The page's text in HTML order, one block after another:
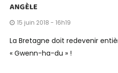
ANGÈLE
15 juin 2018 - 16h19
La Bretagne doit redevenir
« Gwenn-ha-du » !